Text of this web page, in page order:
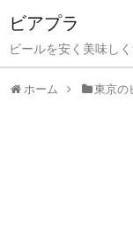
ビアプラ
ビールを安く美味し
ホーム 東京の